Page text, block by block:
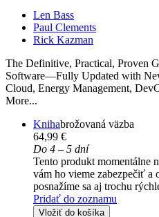
Len Bass
Paul Clements
Rick Kazman
The Definitive, Practical, Proven
Software—Fully Updated with
Cloud, Energy Management,
More...
Knihabrožovaná väzba
64,99 €
Do 4 – 5 dní
Tento produkt momentálne
vám ho vieme zabezpečiť a
posnažíme sa aj trochu
Pridať do zoznamu
Vložiť do košíka